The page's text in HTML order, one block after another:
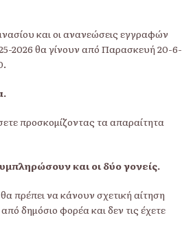
και οι ανανεώσεις εγγραφών
2026 θα γίνουν από Παρασκευή 20-6-
προσκομίζοντας τα απαραίτητα
και οι δύο γονείς.
πρέπει να κάνουν σχετική αίτηση
δημόσιο φορέα και δεν τις έχετε